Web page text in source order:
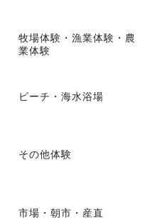
牧場体験・漁業体験・農
業体験
ビーチ・海水浴場
その他体験
市場・朝市・産直